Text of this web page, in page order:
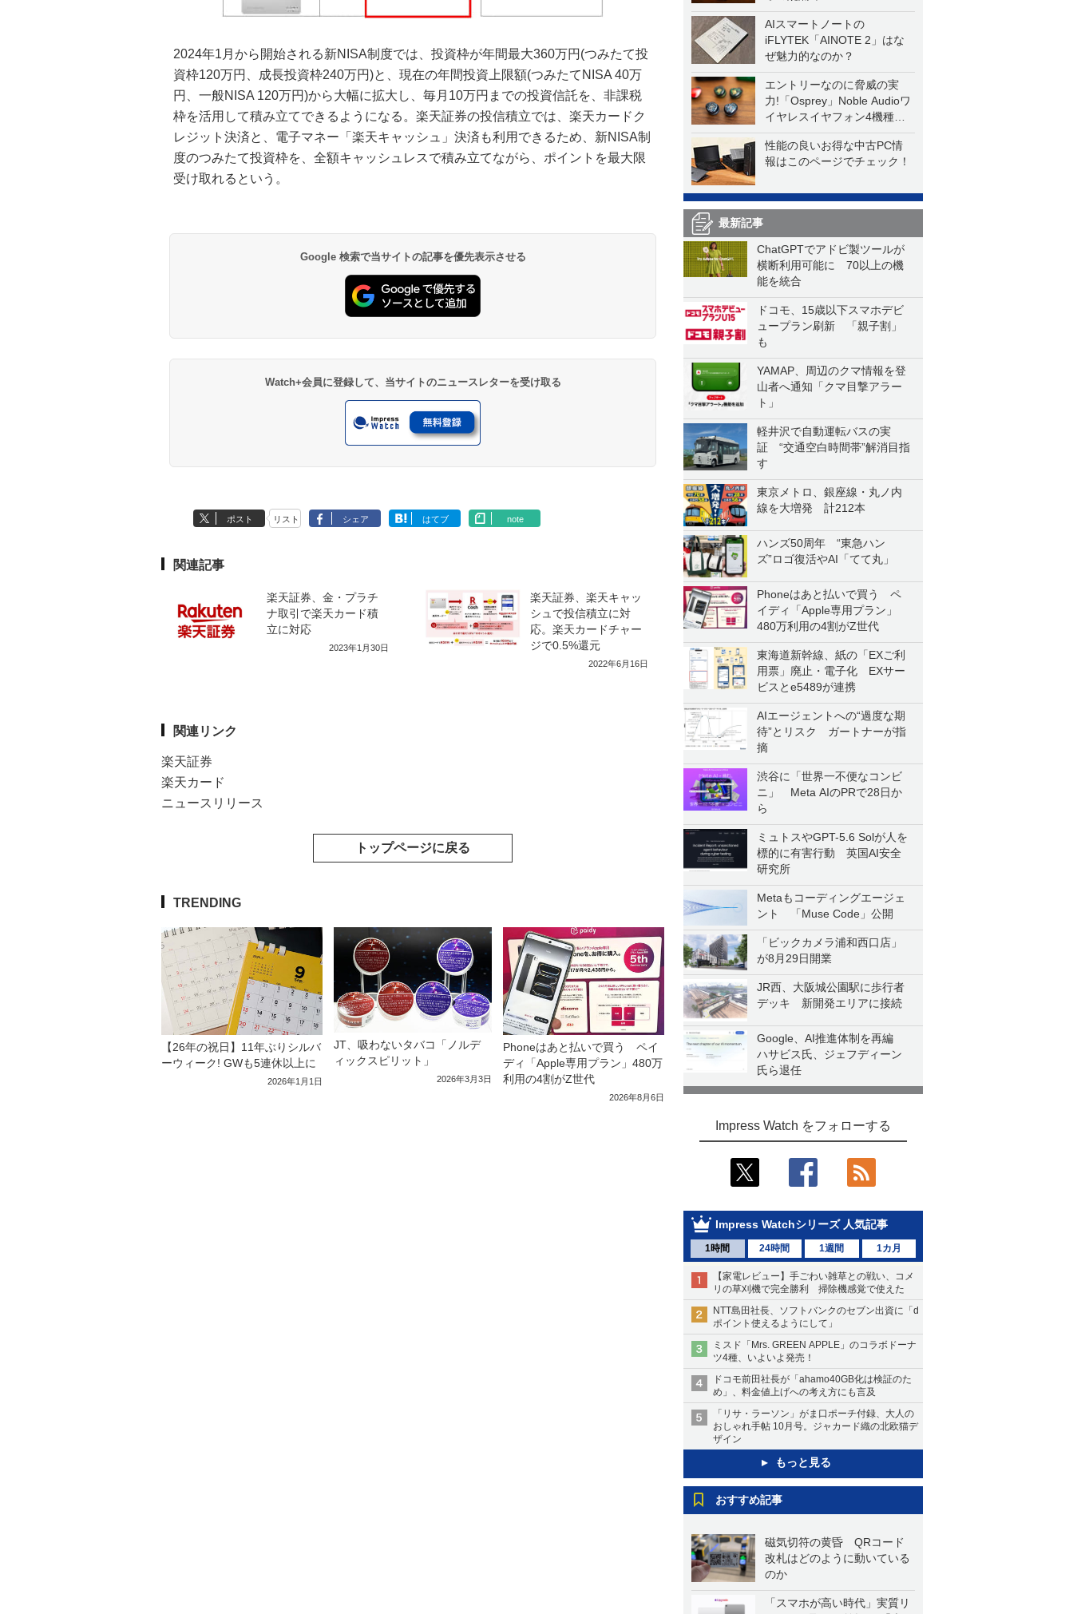
AIスマートノートの
iFLYTEK「AINOTE 2」はな
ぜ魅力的なのか？
エントリーなのに脅威の実
力!「Osprey」Noble Audioワ
イヤレスイヤフォン4機種を
一気に聴く
性能の良いお得な中古PC情
報はこのページでチェック！
最新記事
ChatGPTでアドビ製ツールが
横断利用可能に 70以上の機
能を統合
ドコモ、15歳以下スマホデビ
ュープラン刷新 「親子割」
も
YAMAP、周辺のクマ情報を登
山者へ通知「クマ目撃アラー
ト」
軽井沢で自動運転バスの実
証 “交通空白時間帯”解消目指
す
東京メトロ、銀座線・丸ノ内
線を大増発 計212本
ハンズ50周年 “東急ハン
ズ”ロゴ復活やAI「てて丸」
Phoneはあと払いで買う ペ
イディ「Apple専用プラン」
480万利用の4割がZ世代
東海道新幹線、紙の「EXご利
用票」廃止・電子化 EXサー
ビスとe5489が連携
AIエージェントへの“過度な期
待”とリスク ガートナーが指
摘
渋谷に「世界一不便なコンビ
ニ」 Meta AIのPRで28日か
ら
ミュトスやGPT-5.6 Solが人を
標的に有害行動 英国AI安全
研究所
Metaもコーディングエージェ
ント 「Muse Code」公開
「ビックカメラ浦和西口店」
が8月29日開業
JR西、大阪城公園駅に歩行者
デッキ 新開発エリアに接続
Google、AI推進体制を再編
ハサビス氏、ジェフディーン
氏ら退任
Impress Watch をフォローする
Impress Watchシリーズ 人気記事
1時間 24時間 1週間 1カ月
【家電レビュー】手ごわい雑草との戦い、コメ
リの草刈機で完全勝利 掃除機感覚で使えた
NTT島田社長、ソフトバンクのセブン出資に「d
ポイント使えるようにして」
ミスド「Mrs. GREEN APPLE」のコラボドーナ
ツ4種、いよいよ発売！
ドコモ前田社長が「ahamo40GB化は検証のた
め」、料金値上げへの考え方にも言及
「リサ・ラーソン」がま口ポーチ付録、大人の
おしゃれ手帖 10月号。ジャカード織の北欧猫デ
ザイン
もっと見る
おすすめ記事
磁気切符の黄昏 QRコード
改札はどのように動いている
のか
「スマホが高い時代」実質リ
2024年1月から開始される新NISA制度では、投資枠が年間最大360万円(つみたて投
資枠120万円、成長投資枠240万円)と、現在の年間投資上限額(つみたてNISA 40万
円、一般NISA 120万円)から大幅に拡大し、毎月10万円までの投資信託を、非課税
枠を活用して積み立てできるようになる。楽天証券の投信積立では、楽天カードク
レジット決済と、電子マネー「楽天キャッシュ」決済も利用できるため、新NISA制
度のつみたて投資枠を、全額キャッシュレスで積み立てながら、ポイントを最大限
受け取れるという。
Google 検索で当サイトの記事を優先表示させる
Watch+会員に登録して、当サイトのニュースレターを受け取る
ポスト リスト シェア はてブ note
関連記事
楽天証券、金・プラチ
ナ取引で楽天カード積
立に対応
2023年1月30日
楽天証券、楽天キャッ
シュで投信積立に対
応。楽天カードチャー
ジで0.5%還元
2022年6月16日
関連リンク
楽天証券
楽天カード
ニュースリリース
トップページに戻る
TRENDING
【26年の祝日】11年ぶりシルバ
ーウィーク! GWも5連休以上に
2026年1月1日
JT、吸わないタバコ「ノルデ
ィックスピリット」
2026年3月3日
Phoneはあと払いで買う ペイ
ディ「Apple専用プラン」480万
利用の4割がZ世代
2026年8月6日